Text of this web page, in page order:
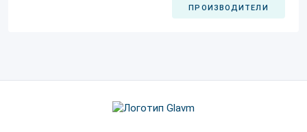
ПРОИЗВОДИТЕЛИ